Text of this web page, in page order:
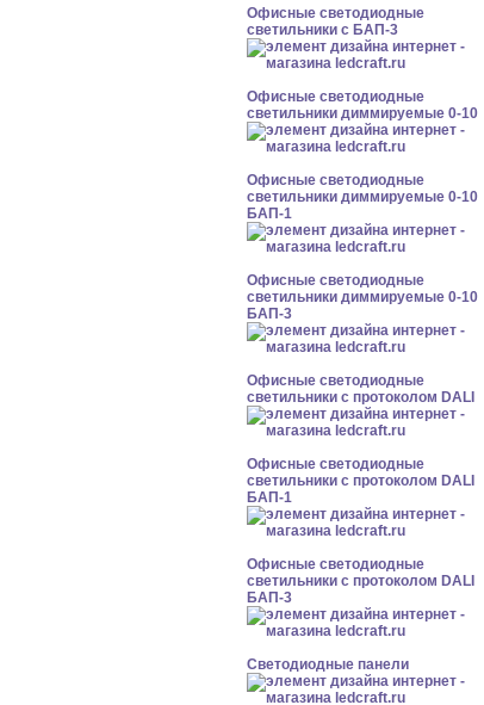
Офисные светодиодные
светильники с БАП-3
Офисные светодиодные
светильники диммируемые 0-10
Офисные светодиодные
светильники диммируемые 0-10
БАП-1
Офисные светодиодные
светильники диммируемые 0-10
БАП-3
Офисные светодиодные
светильники с протоколом DALI
Офисные светодиодные
светильники с протоколом DALI
БАП-1
Офисные светодиодные
светильники с протоколом DALI
БАП-3
Cветодиодные панели